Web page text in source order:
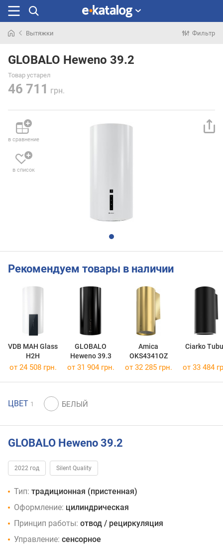
раньше
Вытяжки Фильтр
GLOBALO Heweno 39.2
Товар устарел
46 711 грн.
в сравнение
в список
Рекомендуем товары в наличии
VDB MAH Glass
H2H
GLOBALO
Heweno 39.3
Amica
OKS4341OZ
Ciarko
от 24 508 грн. от 31 904 грн. от 32 285 грн. от 33 484
ЦВЕТ 1
GLOBALO Heweno 39.2
2022 год Silent Quality
Тип: традиционная (пристенная)
Оформление: цилиндрическая
Принцип работы: отвод / рециркуляция
Управление: сенсорное